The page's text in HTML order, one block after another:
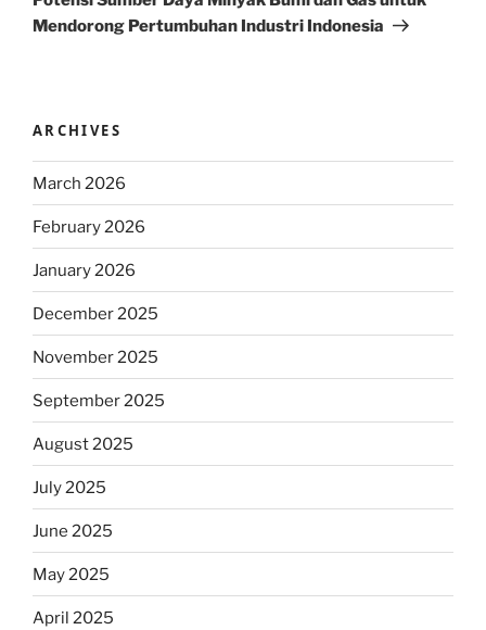
Mendorong Pertumbuhan Industri Indonesia
ARCHIVES
March 2026
February 2026
January 2026
December 2025
November 2025
September 2025
August 2025
July 2025
June 2025
May 2025
April 2025